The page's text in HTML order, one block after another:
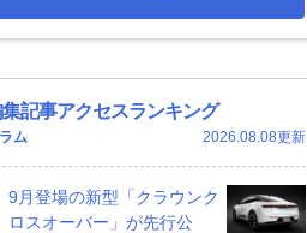
記事アクセスランキング
ム 2026.08.08更新
9月登場の新型「クラウンク
ロスオーバー」が先行公